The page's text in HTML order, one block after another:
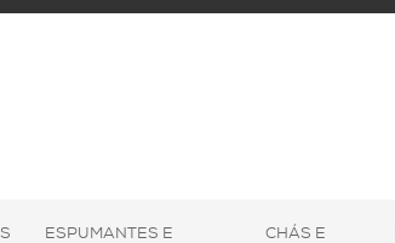
ESPUMANTES E
CHÁS E